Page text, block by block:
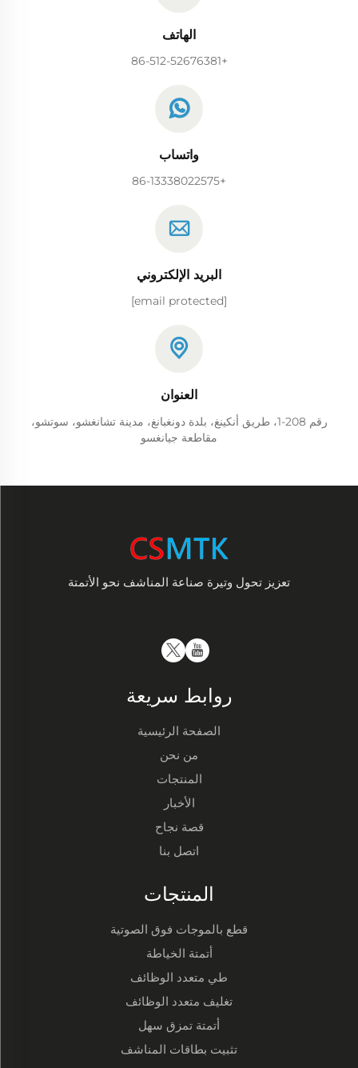
الهاتف
+86-512-52676381
واتساب
+86-13338022575
البريد الإلكتروني
[email protected]
العنوان
رقم 208-1، طريق أنكينغ، بلدة دونغبانغ، مدينة تشانغشو، سوتشو،
مقاطعة جيانغسو
تعزيز تحول وتيرة صناعة المناشف نحو الأتمتة
روابط سريعة
الصفحة الرئيسية
من نحن
المنتجات
الأخبار
قصة نجاح
اتصل بنا
المنتجات
قطع بالموجات فوق الصوتية
أتمتة الخياطة
طي متعدد الوظائف
تغليف متعدد الوظائف
أتمتة تمزق سهل
تثبيت بطاقات المناشف